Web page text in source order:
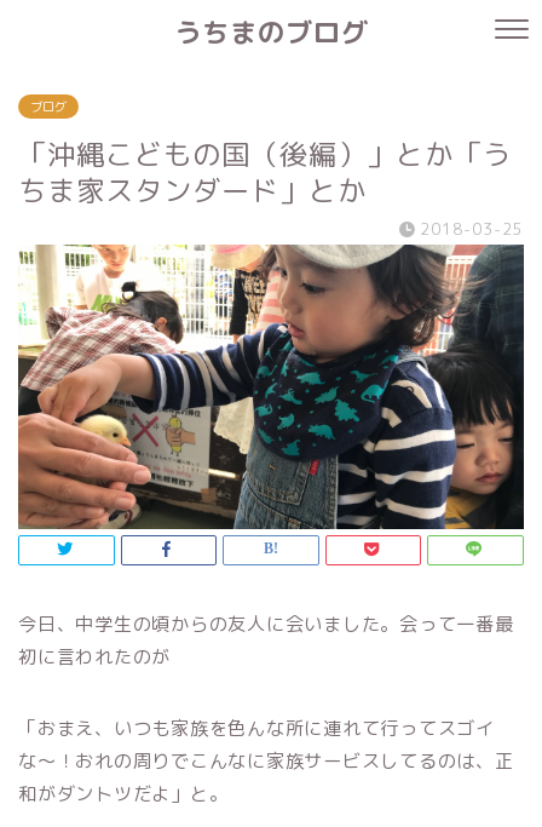
うちまのブログ
ブログ
「沖縄こどもの国（後編）」とか「う
ちま家スタンダード」とか
2018-03-25
今日、中学生の頃からの友人に会いました。会って一番最
初に言われたのが
「おまえ、いつも家族を色んな所に連れて行ってスゴイ
な〜！おれの周りでこんなに家族サービスしてるのは、正
和がダントツだよ」と。